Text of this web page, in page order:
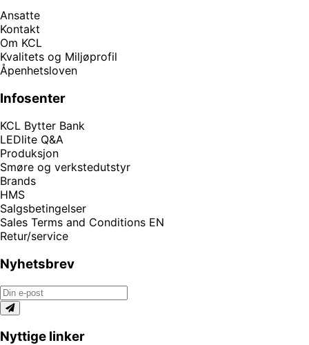
Ansatte
Kontakt
Om KCL
Kvalitets og Miljøprofil
Åpenhetsloven
Infosenter
KCL Bytter Bank
LEDlite Q&A
Produksjon
Smøre og verkstedutstyr
Brands
HMS
Salgsbetingelser
Sales Terms and Conditions EN
Retur/service
Nyhetsbrev
Nyttige linker